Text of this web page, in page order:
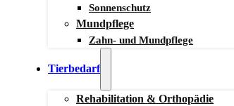
Sonnenschutz
Mundpflege
Zahn- und Mundpflege
Tierbedarf
Rehabilitation & Orthopädie